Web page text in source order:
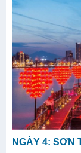
NGÀY 4: SƠN